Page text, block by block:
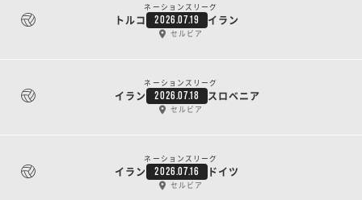
ネーションズリーグ
トルコ 2026.07.19 イラン
セルビア
ネーションズリーグ
イラン 2026.07.18 スロベニア
セルビア
ネーションズリーグ
イラン 2026.07.16 ドイツ
セルビア